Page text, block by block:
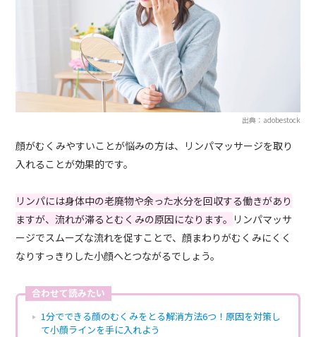
出典：adobestock
顔がむくみやすいことが悩みの方は、リンパマッサージを取り
入れることが効果的です。
リンパには身体中の老廃物や余った水分を回収する働きがあり
ますが、流れが滞るとむくみの原因になります。 リンパマッサ
ージでスムーズな流れを促すことで、顔まわりがむくみにくく
なりすっきりした小顔へとつながるでしょう。
合わせて読みたい
1分でできる顔のむくみをとる解消方法6つ！原因を対策し
て小顔ラインを手に入れよう